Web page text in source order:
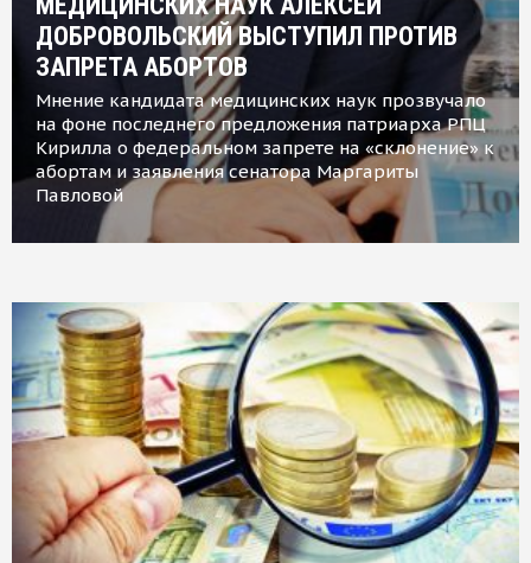
ДОБРОВОЛЬСКИЙ ВЫСТУПИЛ ПРОТИВ
ЗАПРЕТА АБОРТОВ
Мнение кандидата медицинских наук прозвучало
на фоне последнего предложения патриарха РПЦ
Кирилла о федеральном запрете на «склонение» к
абортам и заявления сенатора Маргариты
Павловой